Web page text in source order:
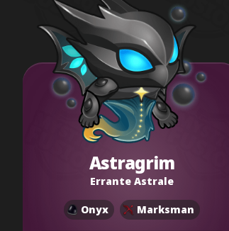
Astragrim
Errante Astrale
Onyx Marksman